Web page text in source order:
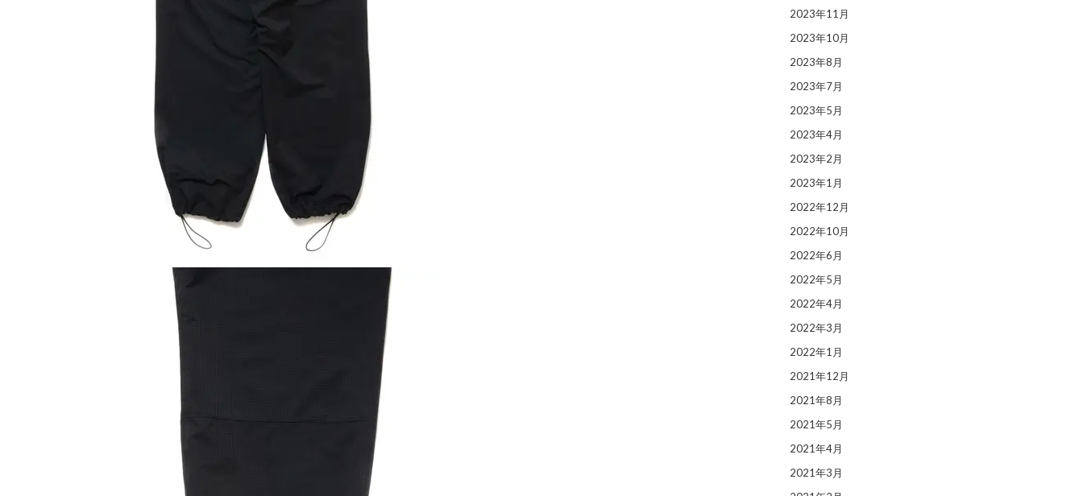
2023年11月
2023年10月
2023年8月
2023年7月
2023年5月
2023年4月
2023年2月
2023年1月
2022年12月
2022年10月
2022年6月
2022年5月
2022年4月
2022年3月
2022年1月
2021年12月
2021年8月
2021年5月
2021年4月
2021年3月